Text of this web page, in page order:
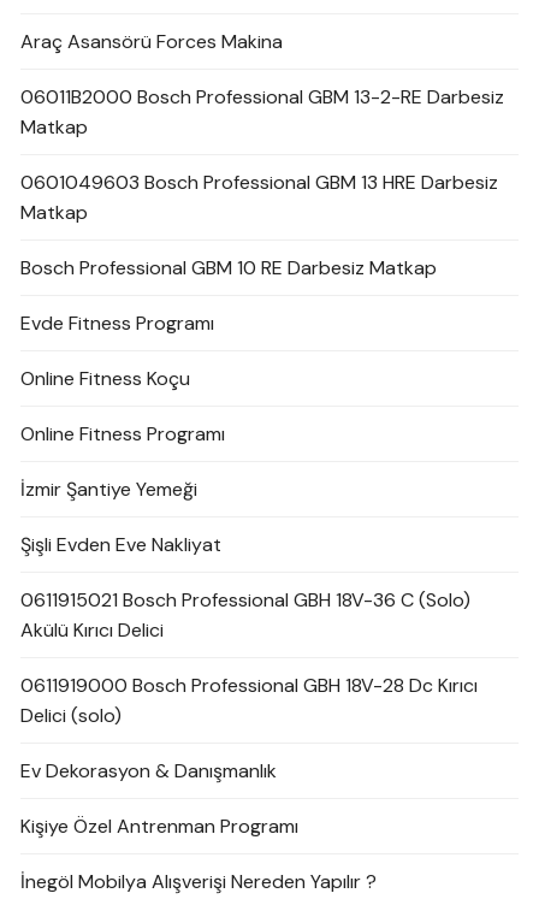
Araç Asansörü Forces Makina
06011B2000 Bosch Professional GBM 13-2-RE Darbesiz
Matkap
0601049603 Bosch Professional GBM 13 HRE Darbesiz
Matkap
Bosch Professional GBM 10 RE Darbesiz Matkap
Evde Fitness Programı
Online Fitness Koçu
Online Fitness Programı
İzmir Şantiye Yemeği
Şişli Evden Eve Nakliyat
0611915021 Bosch Professional GBH 18V-36 C (Solo)
Akülü Kırıcı Delici
0611919000 Bosch Professional GBH 18V-28 Dc Kırıcı
Delici (solo)
Ev Dekorasyon & Danışmanlık
Kişiye Özel Antrenman Programı
İnegöl Mobilya Alışverişi Nereden Yapılır ?